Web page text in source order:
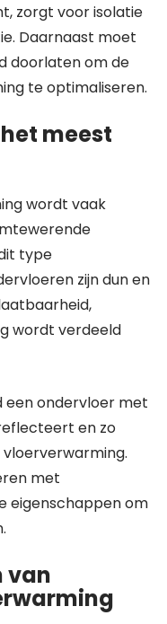
zorgt voor isolatie
Daarnaast moet
doorlaten om de
te optimaliseren.
meest
wordt vaak
type
zijn dun en
wordt verdeeld
een ondervloer met
en zo
met
eigenschappen om
van